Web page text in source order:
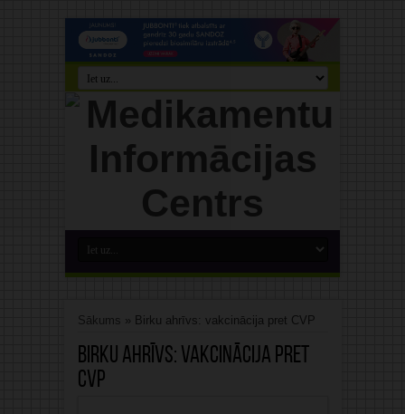
Sākums » Birku ahrīvs: vakcinācija pret CVP
Birku ahrīvs: vakcinācija pret
CVP